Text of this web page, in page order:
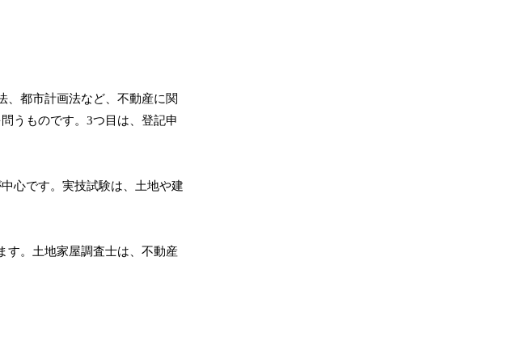
、都市計画法など、不動産に関
うものです。3つ目は、登記申
心です。実技試験は、土地や建
す。土地家屋調査士は、不動産